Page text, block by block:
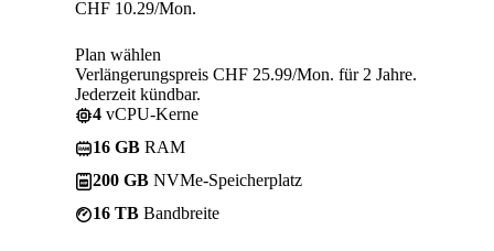
CHF 10.29/Mon.
Plan wählen
Verlängerungspreis CHF 25.99/Mon. für 2 Jahre.
Jederzeit kündbar.
4 vCPU-Kerne
16 GB RAM
200 GB NVMe-Speicherplatz
16 TB Bandbreite